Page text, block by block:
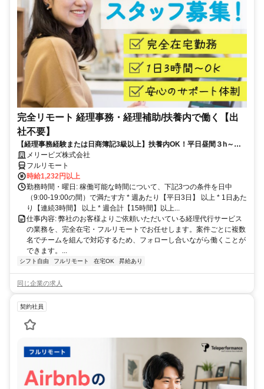
完全リモート 経理事務・経理補助/扶養内で働く【出
社不要】
【経理事務経験または日商簿記3級以上】扶養内OK！平日昼間３h～。
完全在宅で育児・介護中の方も大歓迎♪
メリービズ株式会社
フルリモート
時給1,232円以上
勤務時間・曜日: 稼働可能な時間について、下記3つの条件を日中
（9:00-19:00の間）で満たす方 * 週あたり【平日3日】 以上 * 1日あた
り【連続3時間】 以上 * 週合計【15時間】以上...
仕事内容: 弊社のお客様よりご依頼いただいている経理代行サービス
の業務を、完全在宅・フルリモートでお任せします。案件ごとに複数
名でチームを組んで対応するため、フォローし合いながら働くことが
できます。...
シフト自由 フルリモート 在宅OK 昇給あり
同じ企業の求人
契約社員